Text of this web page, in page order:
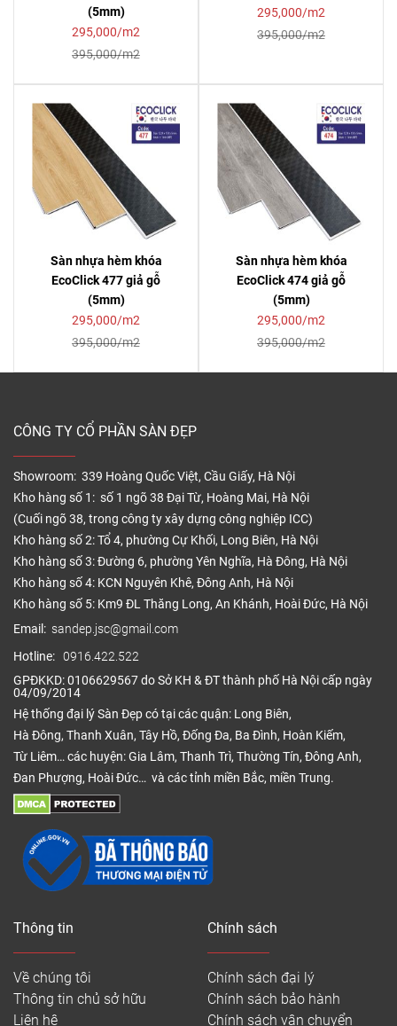
(5mm)
295,000/m2
395,000/m2
295,000/m2
395,000/m2
Sàn nhựa hèm khóa
EcoClick 477 giả gỗ
(5mm)
295,000/m2
395,000/m2
Sàn nhựa hèm khóa
EcoClick 474 giả gỗ
(5mm)
295,000/m2
395,000/m2
CÔNG TY CỔ PHẦN SÀN ĐẸP
Showroom: 339 Hoàng Quốc Việt, Cầu Giấy, Hà Nội
Kho hàng số 1: số 1 ngõ 38 Đại Từ, Hoàng Mai, Hà Nội
(Cuối ngõ 38, trong công ty xây dựng công nghiệp ICC)
Kho hàng số 2: Tổ 4, phường Cự Khối, Long Biên, Hà Nội
Kho hàng số 3: Đường 6, phường Yên Nghĩa, Hà Đông, Hà Nội
Kho hàng số 4: KCN Nguyên Khê, Đông Anh, Hà Nội
Kho hàng số 5: Km9 ĐL Thăng Long, An Khánh, Hoài Đức, Hà Nội
Email: sandep.jsc@gmail.com
Hotline: 0916.422.522
GPĐKKD: 0106629567 do Sở KH & ĐT thành phố Hà Nội cấp ngày
04/09/2014
Hệ thống đại lý Sàn Đẹp có tại các quận: Long Biên,
Hà Đông, Thanh Xuân, Tây Hồ, Đống Đa, Ba Đình, Hoàn Kiếm,
Từ Liêm… các huyện: Gia Lâm, Thanh Trì, Thường Tín, Đông Anh,
Đan Phượng, Hoài Đức… và các tỉnh miền Bắc, miền Trung.
Thông tin
Về chúng tôi
Thông tin chủ sở hữu
Liên hệ
Chính sách
Chính sách đại lý
Chính sách bảo hành
Chính sách vận chuyển